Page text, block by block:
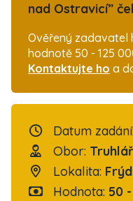
nad Ostravicí”
Ověřený zadavatel
hodnotě 50 - 125
Kontaktujte ho a
Datum zadání:
Obor:
Lokalita:
Hodnota: 50